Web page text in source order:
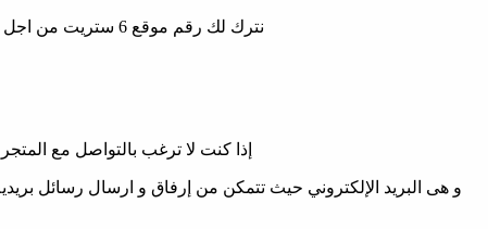
نترك لك رقم موقع 6 ستريت من اجل التواصل مع خدمة العملاء للاستفسارات الأخري التى قد تدور فى ذهنك وهو كالتالي:
إذا كنت لا ترغب بالتواصل مع المتجر عبر رقم موقع 6 ستريت فنحن نوفر لك
و هى البريد الإلكتروني حيث تتمكن من إرفاق و ارسال رسائل